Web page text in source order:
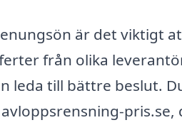
är det viktigt
från olika
leda till bättre beslut.
pris.se,